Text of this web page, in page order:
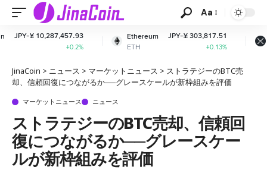
Aa
Ethereum
ETH
JPY-¥ 303,817.51
XRP
XRP
JPY-¥
-
JinaCoin > ニュース > マーケットニュース > ストラテジーのBTC売
却、信頼回復につながるか──グレースケールが新枠組みを評価
マーケットニュース ニュース
ストラテジーのBTC売却、信頼回
復につながるか──グレースケー
ルが新枠組みを評価